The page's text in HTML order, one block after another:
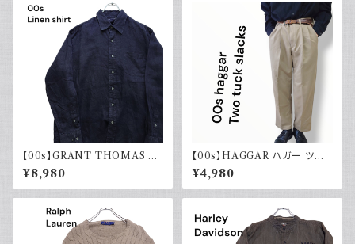
【00s】GRANT THOMAS 古
着 長袖リネンシャツ ネイビー
アメカジ古着
¥8,980
【00s】HAGGAR ハガー ツー
タックスラックス ポリエステル
ベージュ 古着 34 29
¥4,980